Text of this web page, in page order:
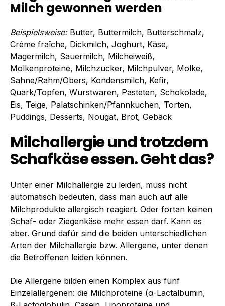
Milch gewonnen werden
Beispielsweise:Butter, Buttermilch, Butterschmalz,
Créme fraîche, Dickmilch, Joghurt, Käse,
Magermilch, Sauermilch, Milcheiweiß,
Molkenproteine, Milchzucker, Milchpulver, Molke,
Sahne/Rahm/Obers, Kondensmilch, Kefir,
Quark/Topfen, Wurstwaren, Pasteten, Schokolade,
Eis, Teige, Palatschinken/Pfannkuchen, Torten,
Puddings, Desserts, Nougat, Brot, Gebäck
Milchallergie und trotzdem
Schafkäse essen. Geht das?
Unter einer Milchallergie zu leiden, muss nicht
automatisch bedeuten, dass man auch auf alle
Milchprodukte allergisch reagiert. Oder fortan keinen
Schaf- oder Ziegenkäse mehr essen darf. Kann es
aber. Grund dafür sind die beiden unterschiedlichen
Arten der Milchallergie bzw. Allergene, unter denen
die Betroffenen leiden können.
Die Allergene bilden einen Komplex aus fünf
Einzelallergenen: die Milchproteine (α-Lactalbumin,